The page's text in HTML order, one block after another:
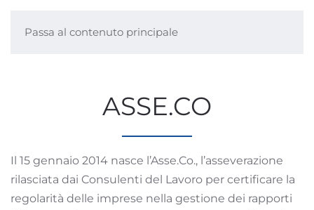
Passa al contenuto principale
ASSE.CO
Il 15 gennaio 2014 nasce l’Asse.Co., l’asseverazione
rilasciata dai Consulenti del Lavoro per certificare la
regolarità delle imprese nella gestione dei rapporti